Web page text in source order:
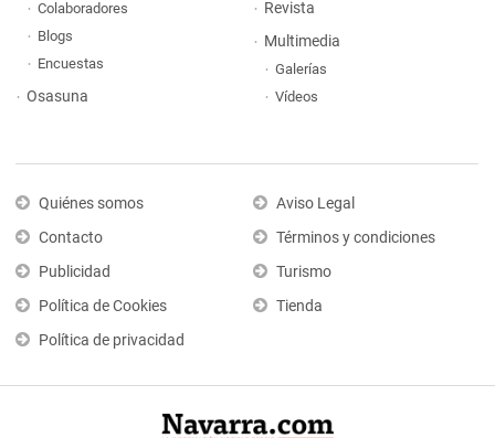
Colaboradores
Blogs
Encuestas
Osasuna
Revista
Multimedia
Galerías
Vídeos
Quiénes somos
Contacto
Publicidad
Política de Cookies
Política de privacidad
Aviso Legal
Términos y condiciones
Turismo
Tienda